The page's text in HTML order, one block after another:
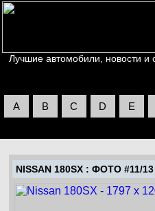
Лучшие автомобили, новости и
A B C D E
NISSAN 180SX : ФОТО #11/13